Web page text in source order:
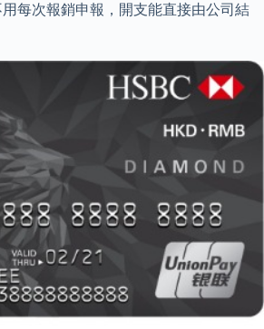
每次報銷申報，開支能直接由公司結